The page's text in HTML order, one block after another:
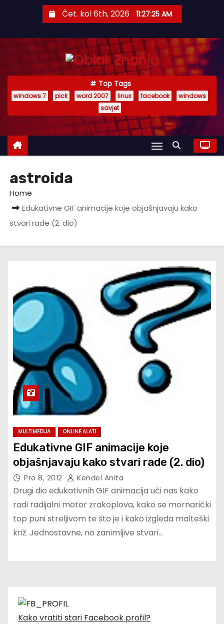
Čet. kol 6th, 2026 11:27:26 AM
Top Tags
windows 7 pick word 2007 linux facebook
windows
savjet
astroida
Home
Edukativne GIF animacije koje objašnjavaju kako
stvari rade (2. dio)
MULTIMEDIJA ONLINE ALATI
Edukativne GIF animacije koje
objašnjavaju kako stvari rade (2. dio)
Pro 8, 2012 Kenđel Anita
Drugi dio edukativnih GIF animacija uči nas kako
radi radijalni motor zrakoplova, kako se mornarički
top puni streljivom te što je i kako izgleda malteški
križ. Jednostavne, no zanimljive stvari…
Kako vratiti stari Facebook profil?